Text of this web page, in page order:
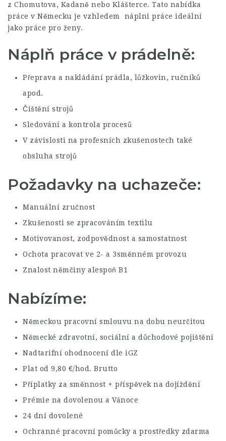
z Chomutova, Kadaně nebo Klášterce. Tato nabídka
práce v Německu je vzhledem náplni práce ideální
jako práce pro ženy.
Náplň práce v prádelně:
Přeprava a nakládání prádla, lůžkovin, ručníků
apod.
Čištění strojů
Sledování a kontrola procesů
V závislosti na profesních zkušenostech také
obsluha strojů
Požadavky na uchazeče:
Manuální zručnost
Zkušenosti se zpracováním textilu
Motivovanost, zodpovědnost a samostatnost
Ochota pracovat ve 2- a 3směnném provozu
Znalost němčiny alespoň B1
Nabízíme:
Německou pracovní smlouvu na dobu neurčitou
Německé zdravotní, sociální a důchodové pojištění
Nadtarifní ohodnocení dle iGZ
Plat od 9,80 €/hod. Brutto
Příplatky za směnnost + příspěvek na dojíždění
Prémie na dovolenou a Vánoce
24 dní dovolené
Ochranné pracovní pomůcky a prostředky zdarma